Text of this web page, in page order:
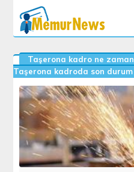
Taşerona kadro ne zaman
Taşerona kadroda son durum